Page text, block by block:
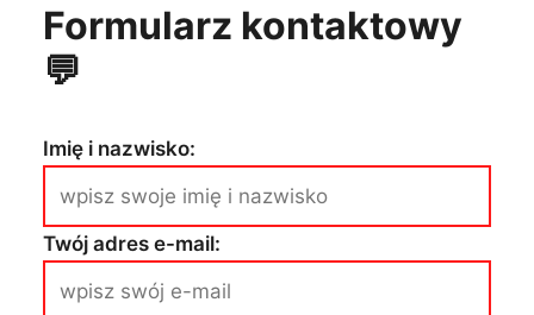
Formularz kontaktowy
💬
Imię i nazwisko:
Twój adres e-mail: